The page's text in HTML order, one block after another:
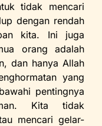
tidak mencari
dengan rendah
kita. Ini juga
orang adalah
dan hanya Allah
yang
pentingnya
Kita tidak
mencari gelar-